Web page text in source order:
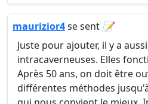
maurizior4se sent 📝
Juste pour ajouter, il y a
intracaverneuses. Elles
Après 50 ans, on doit être
différentes méthodes